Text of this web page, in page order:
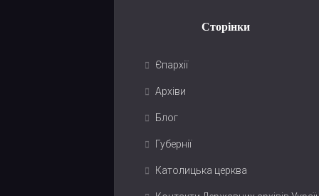
Сторінки
Єпархії
Архіви
Блог
Губернії
Католицька церква